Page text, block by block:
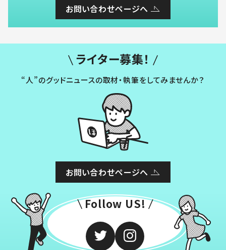
お問い合わせページへ
ライター募集！
“人”のグッドニュースの取材・執筆をしてみませんか？
お問い合わせページへ
Follow US!